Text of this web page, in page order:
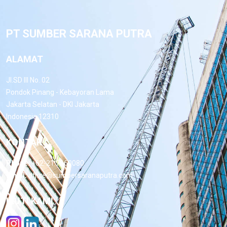
PT SUMBER SARANA PUTRA
ALAMAT
Jl.SD III No. 02
Pondok Pinang - Kebayoran Lama
Jakarta Selatan - DKI Jakarta
Indonesia 12310
KONTAK
Phone: +62-21 7660080
Email:office@sumbersaranaputra.com
IKUTI KAMI